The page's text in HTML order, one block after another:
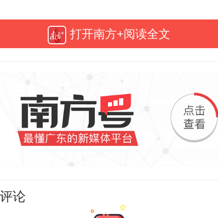
关键作用，要将教育家精神转化
军校长强调，要加强对学生的专
重专业教育贯穿将大学生涯；加
案优化与课程改革，开设符合社
程新内容；提升校企合作水平，
型能力；放宽眼界争取专业更多
打开南方+阅读全文
论